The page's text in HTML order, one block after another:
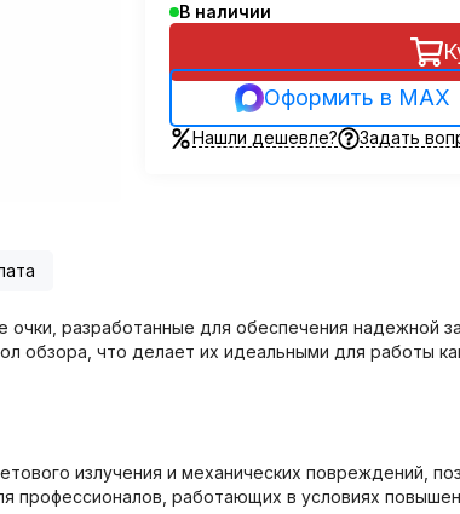
В наличии
Оформить в MAX
Нашли дешевле? Задать
разработанные для обеспечения надежной
обзора, что делает их идеальными для работы
излучения и механических повреждений,
профессионалов, работающих в условиях